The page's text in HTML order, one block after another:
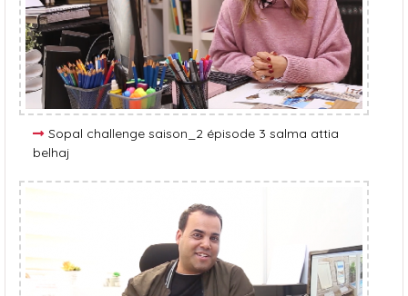
Sopal challenge saison_2 épisode 3 salma attia
belhaj